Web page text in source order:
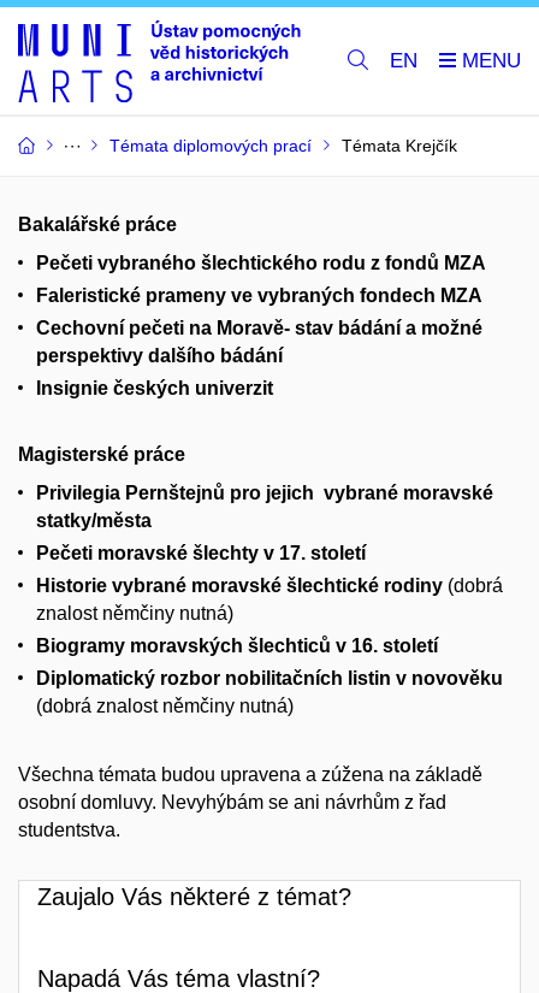
EN
Témata diplomových prací Témata Krejčík
Bakalářské práce
Pečeti vybraného šlechtického rodu z fondů MZA
Faleristické prameny ve vybraných fondech MZA
Cechovní pečeti na Moravě- stav bádání a možné
perspektivy dalšího bádání
Insignie českých univerzit
Magisterské práce
Privilegia Pernštejnů pro jejich vybrané moravské
statky/města
Pečeti moravské šlechty v 17. století
Historie vybrané moravské šlechtické rodiny (dobrá
znalost němčiny nutná)
Biogramy moravských šlechticů v 16. století
Diplomatický rozbor nobilitačních listin v novověku
(dobrá znalost němčiny nutná)
Všechna témata budou upravena a zúžena na základě
osobní domluvy. Nevyhýbám se ani návrhům z řad
studentstva.
Zaujalo Vás některé z témat?
Napadá Vás téma vlastní?